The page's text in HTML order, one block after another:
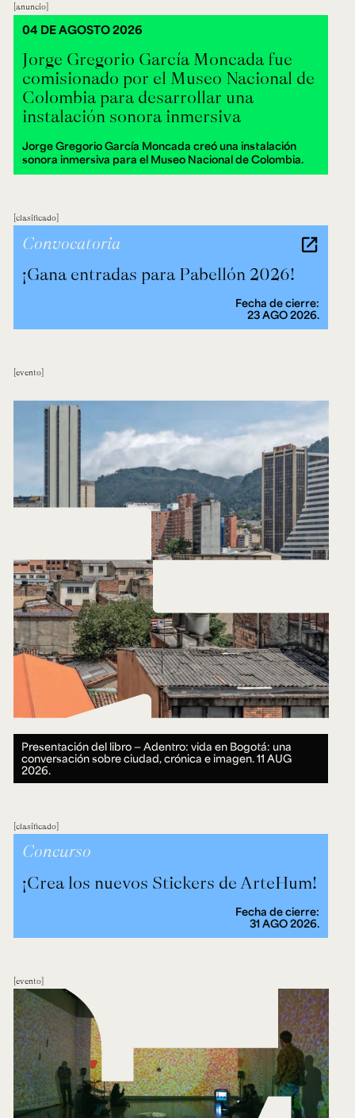
anuncio
Jorge Gregorio García Moncada fue
comisionado por el Museo Nacional de
Colombia para desarrollar una
instalación sonora inmersiva
Jorge Gregorio García Moncada creó una instalación
sonora inmersiva para el Museo Nacional de Colombia.
04 DE AGOSTO 2026
clasificado
¡Gana entradas para Pabellón 2026!
Convocatoria
Fecha de cierre:
23 AGO 2026.
evento
Presentación del libro — Adentro: vida en Bogotá: una
conversación sobre ciudad, crónica e imagen.11 AUG
2026.
clasificado
Concurso
¡Crea los nuevos Stickers de ArteHum!
Fecha de cierre:
31 AGO 2026.
evento